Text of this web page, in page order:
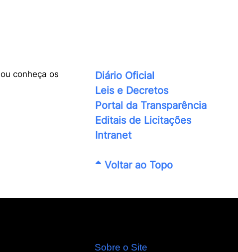
ou conheça os
Diário Oficial
Leis e Decretos
Portal da Transparência
Editais de Licitações
Intranet
Voltar ao Topo
Sobre o Site